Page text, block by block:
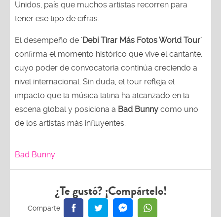
Unidos, país que muchos artistas recorren para
tener ese tipo de cifras.
El desempeño de 'Debí Tirar Más Fotos World Tour'
confirma el momento histórico que vive el cantante,
cuyo poder de convocatoria continúa creciendo a
nivel internacional. Sin duda, el tour refleja el
impacto que la música latina ha alcanzado en la
escena global y posiciona a Bad Bunny como uno
de los artistas más influyentes.
Bad Bunny
¿Te gustó? ¡Compártelo!